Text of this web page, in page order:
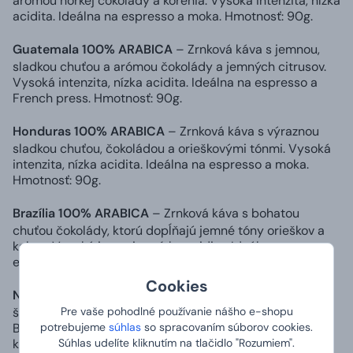
Cookies
Pre vaše pohodlné používanie nášho e-shopu
potrebujeme súhlas so spracovaním súborov cookies.
Súhlas udelíte kliknutím na tlačidlo "Rozumiem".
acidita. Ideálna na espresso a moka. Hmotnosť: 90g.
Guatemala 100% ARABICA – Zrnková káva s jemnou,
sladkou chuťou a arómou čokolády a jemných citrusov.
Vysoká intenzita, nízka acidita. Ideálna na espresso a
French press. Hmotnosť: 90g.
Honduras 100% ARABICA – Zrnková káva s výraznou
sladkou chuťou, čokoládou a orieškovými tónmi. Vysoká
intenzita, nízka acidita. Ideálna na espresso a moka.
Hmotnosť: 90g.
Brazília 100% ARABICA – Zrnková káva s bohatou
chuťou čokolády, ktorú dopĺňajú jemné tóny orieškov a
kakaa. Vysoká intenzita, nízka acidita. Ideálna na
espresso a moka. Hmotnosť: 90g.
Nitro Cold Brew Classic (200 ml) – Tyrkysové
špecialita? Káva poháňaná dusíkom! Brazílska Yellow
Bourbon infuzovaná tekutým dusíkom rozšíri obzory
každého kávomilca. Chuť vynikne a nápoj osvieži aj